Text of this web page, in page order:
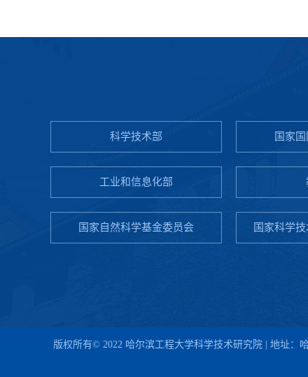
科学技术部 国家
工业和信息化部
国家自然科学基金委员会 国家科学
版权所有© 2022 哈尔滨工程大学科学技术研究院 | 地址：